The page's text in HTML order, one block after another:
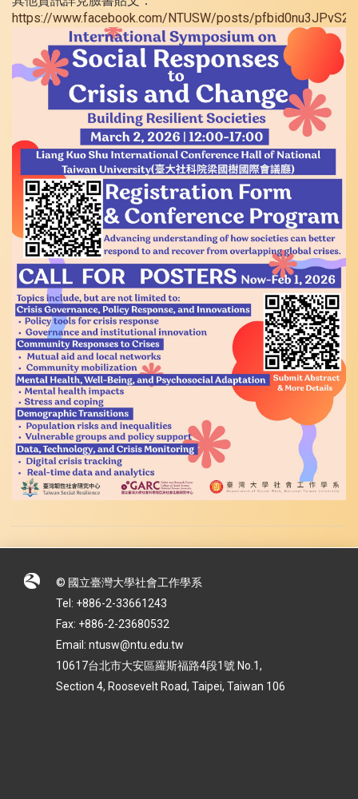
https://www.facebook.com/NTUSW/posts/
© 國立臺灣大學社會工作學系
Tel: +886-2-33661243
Fax: +886-2-23680532
Email: ntusw@ntu.edu.tw
10617台北市大安區羅斯福路4段1號 No.1,
Section 4, Roosevelt Road, Taipei, Taiwan 106